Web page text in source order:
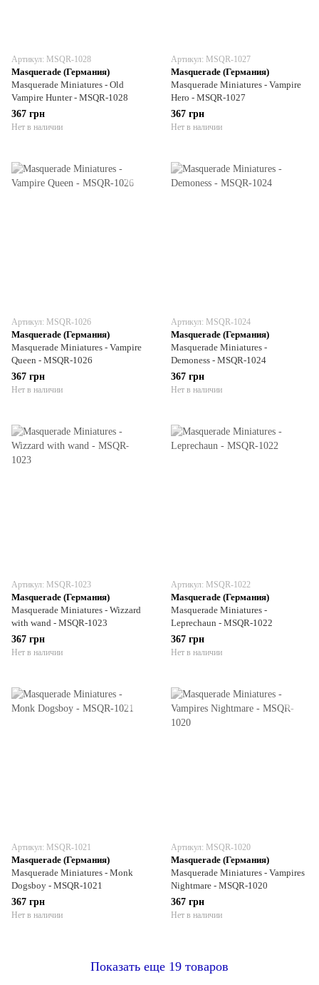
Артикул: MSQR-1028
Masquerade (Германия)
Masquerade Miniatures - Old
Vampire Hunter - MSQR-1028
367 грн
Нет в наличии
Артикул: MSQR-1027
Masquerade (Германия)
Masquerade Miniatures - Vampire
Hero - MSQR-1027
367 грн
Нет в наличии
Артикул: MSQR-1026
Masquerade (Германия)
Masquerade Miniatures - Vampire
Queen - MSQR-1026
367 грн
Нет в наличии
Артикул: MSQR-1024
Masquerade (Германия)
Masquerade Miniatures -
Demoness - MSQR-1024
367 грн
Нет в наличии
Артикул: MSQR-1023
Masquerade (Германия)
Masquerade Miniatures - Wizzard
with wand - MSQR-1023
367 грн
Нет в наличии
Артикул: MSQR-1022
Masquerade (Германия)
Masquerade Miniatures -
Leprechaun - MSQR-1022
367 грн
Нет в наличии
Артикул: MSQR-1021
Masquerade (Германия)
Masquerade Miniatures - Monk
Dogsboy - MSQR-1021
367 грн
Нет в наличии
Артикул: MSQR-1020
Masquerade (Германия)
Masquerade Miniatures - Vampires
Nightmare - MSQR-1020
367 грн
Нет в наличии
Показать еще 19 товаров